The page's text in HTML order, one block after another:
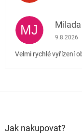
MJ 9.8.2026
Velmi rychlé vyřízení
Jak nakupovat?